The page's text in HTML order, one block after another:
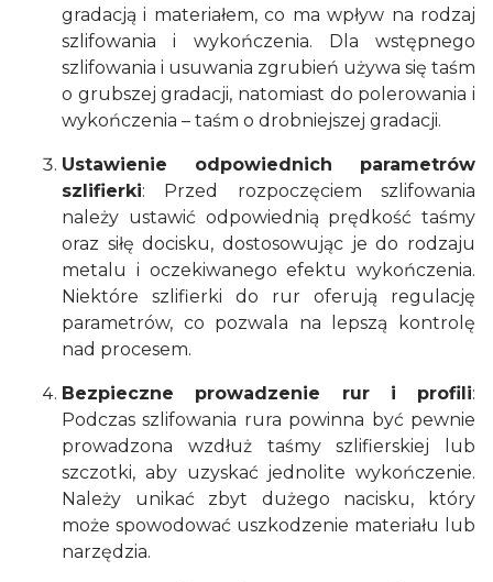
gradacją i materiałem, co ma wpływ na rodzaj
szlifowania i wykończenia. Dla wstępnego
szlifowania i usuwania zgrubień używa się taśm
o grubszej gradacji, natomiast do polerowania i
wykończenia – taśm o drobniejszej gradacji.
Ustawienie odpowiednich parametrów
szlifierki: Przed rozpoczęciem szlifowania
należy ustawić odpowiednią prędkość taśmy
oraz siłę docisku, dostosowując je do rodzaju
metalu i oczekiwanego efektu wykończenia.
Niektóre szlifierki do rur oferują regulację
parametrów, co pozwala na lepszą kontrolę
nad procesem.
Bezpieczne prowadzenie rur i profili:
Podczas szlifowania rura powinna być pewnie
prowadzona wzdłuż taśmy szlifierskiej lub
szczotki, aby uzyskać jednolite wykończenie.
Należy unikać zbyt dużego nacisku, który
może spowodować uszkodzenie materiału lub
narzędzia.